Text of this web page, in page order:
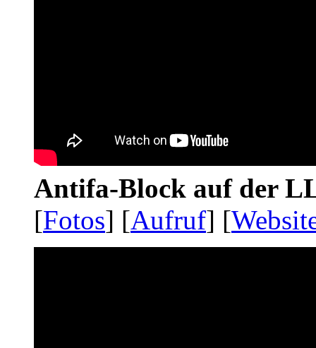
Antifa-Block auf der
[Fotos] [Aufruf] [